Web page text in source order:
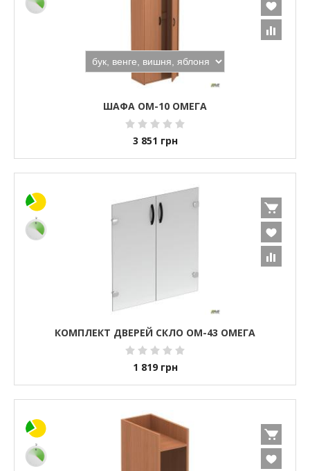
ШАФА ОМ-10 ОМЕГА
3 851 грн
КОМПЛЕКТ ДВЕРЕЙ СКЛО ОМ-43 ОМЕГА
1 819 грн